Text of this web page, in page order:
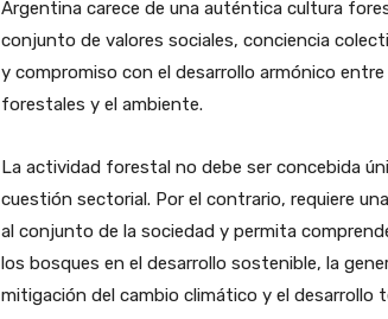
Argentina carece de una auténtica cultura
conjunto de valores sociales, conciencia
y compromiso con el desarrollo armónico
forestales y el ambiente.
La actividad forestal no debe ser concebida
cuestión sectorial. Por el contrario, requiere
al conjunto de la sociedad y permita
los bosques en el desarrollo sostenible, la
mitigación del cambio climático y el desarrollo